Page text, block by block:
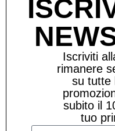
Autonomia di 14
Include cavo
Batteria
Led 4000k
È possibile
Per la suoneria
Sul retro
impostare data,
ricarica.
Iscriviti
rimanere
su tutte
subito il
tuo